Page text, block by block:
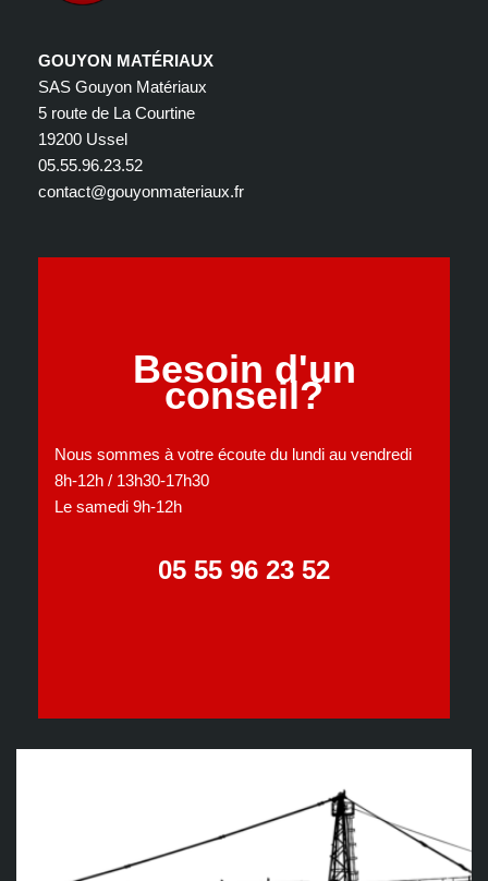
GOUYON MATÉRIAUX
SAS Gouyon Matériaux
5 route de La Courtine
19200 Ussel
05.55.96.23.52
contact@gouyonmateriaux.fr
Besoin d'un
conseil?
Nous sommes à votre écoute du lundi au vendredi
8h-12h / 13h30-17h30
Le samedi 9h-12h
05 55 96 23 52